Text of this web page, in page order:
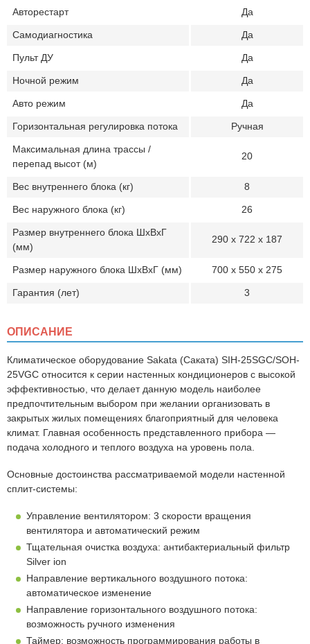
Авторестарт Да
Самодиагностика Да
Пульт ДУ Да
Ночной режим Да
Авто режим Да
Горизонтальная регулировка потока Ручная
Максимальная длина трассы /
перепад высот (м)
20
Вес внутреннего блока (кг) 8
Вес наружного блока (кг) 26
Размер внутреннего блока ШхВхГ
(мм)
290 x 722 x 187
Размер наружного блока ШхВхГ (мм) 700 x 550 x 275
Гарантия (лет) 3
ОПИСАНИЕ
Климатическое оборудование Sakata (Саката) SIH-25SGC/SOH-
25VGC относится к серии настенных кондиционеров с высокой
эффективностью, что делает данную модель наиболее
предпочтительным выбором при желании организовать в
закрытых жилых помещениях благоприятный для человека
климат. Главная особенность представленного прибора —
подача холодного и теплого воздуха на уровень пола.
Основные достоинства рассматриваемой модели настенной
сплит-системы:
Управление вентилятором: 3 скорости вращения
вентилятора и автоматический режим
Тщательная очистка воздуха: антибактериальный фильтр
Silver ion
Направление вертикального воздушного потока:
автоматическое изменение
Направление горизонтального воздушного потока:
возможность ручного изменения
Таймер: возможность программирования работы в